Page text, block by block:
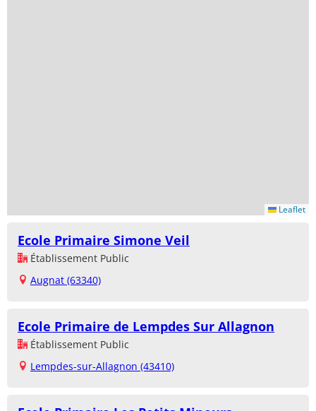
Leaflet
Ecole Primaire Simone Veil
Établissement Public
Augnat (63340)
Ecole Primaire de Lempdes Sur Allagnon
Établissement Public
Lempdes-sur-Allagnon (43410)